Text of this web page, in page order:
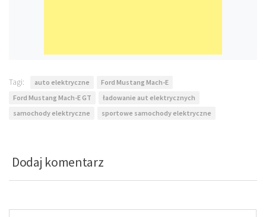
Tagi: auto elektryczne
Ford Mustang Mach-E
Ford Mustang Mach-E GT
ładowanie aut elektrycznych
samochody elektryczne
sportowe samochody elektryczne
Dodaj komentarz